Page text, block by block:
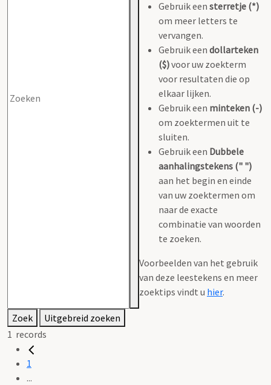
Gebruik een sterretje (*)
om meer letters te
vervangen.
Gebruik een dollarteken
($)voor uw zoekterm
voor resultaten die op
elkaar lijken.
Gebruik een minteken (-)
om zoektermen uit te
sluiten.
Gebruik een Dubbele
aanhalingstekens (" ")
aan het begin en einde
van uw zoektermen om
naar de exacte
combinatie van woorden
te zoeken.
Voorbeelden van het gebruik
van deze leestekens en meer
zoektips vindt u hier.
Zoek
Uitgebreid zoeken
1 records
1
...